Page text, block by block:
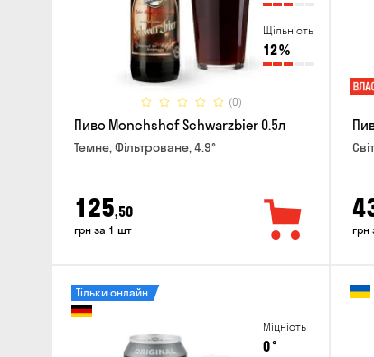
Щільність
12%
(0)
Пиво Monchshof Schwarzbier 0.5л
Темне, Фільтроване, 4.9°
125,50
грн за 1 шт грн
Міцність
0°
Тільки онлайн